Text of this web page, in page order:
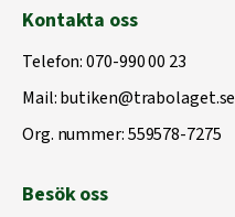
Kontakta oss
Telefon:070-990 00 23
Mail:butiken@trabolaget.se
Org. nummer: 559578-7275
Besök oss